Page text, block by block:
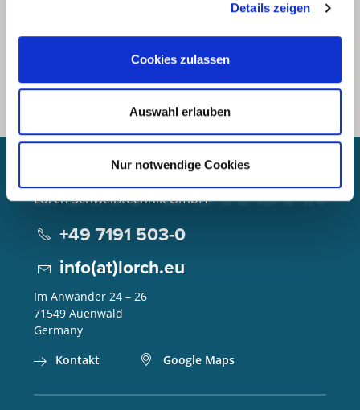
Details zeigen
Cookies zulassen
Auswahl erlauben
Nur notwendige Cookies
Lorch Schweißtechnik GmbH
+49 7191 503-0
info(at)lorch.eu
Im Anwänder 24 – 26
71549 Auenwald
Germany
Kontakt
Google Maps